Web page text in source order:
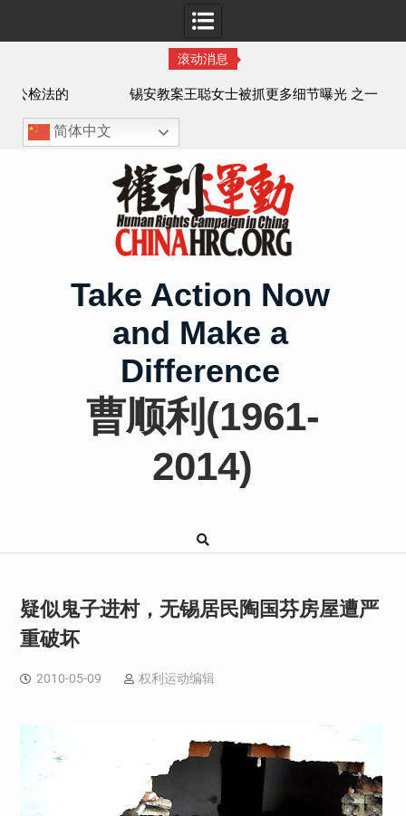
滚动消息
锡安教案王聪女士被抓更多细节曝光 之一
简体中文
Take Action Now
and Make a
Difference
曹顺利(1961-
2014)
疑似鬼子进村，无锡居民陶国芬房屋遭严
重破坏
2010-05-09 权利运动编辑